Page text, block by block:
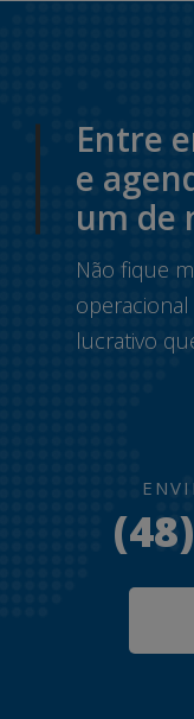
Entre
e
um de
Não fique
lucrativo